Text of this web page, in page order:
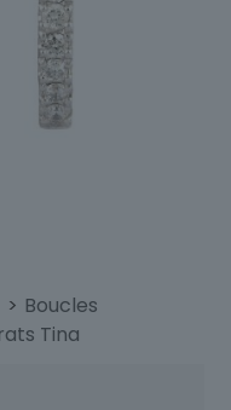
> Boucles
Tina